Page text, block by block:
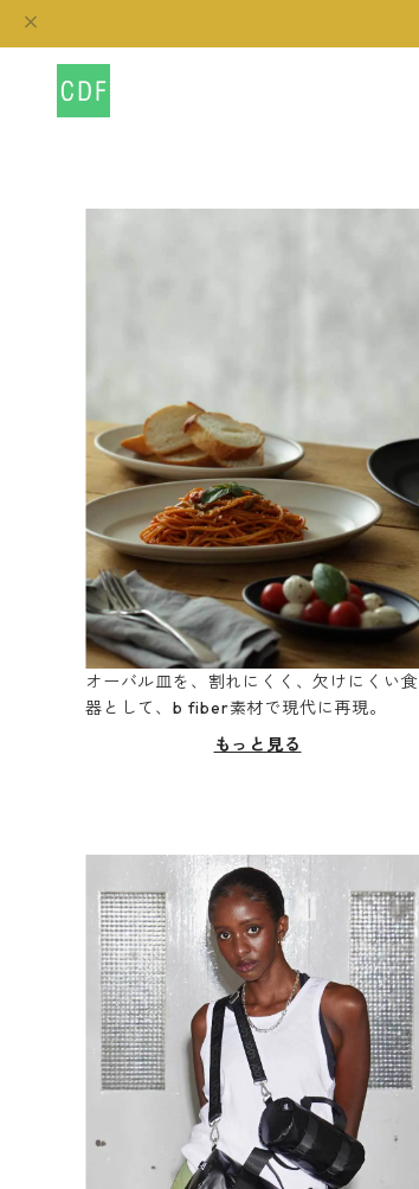
オーバル皿を、割れにくく、欠けにくい食
器として、b fiber素材で現代に再現。
もっと見る